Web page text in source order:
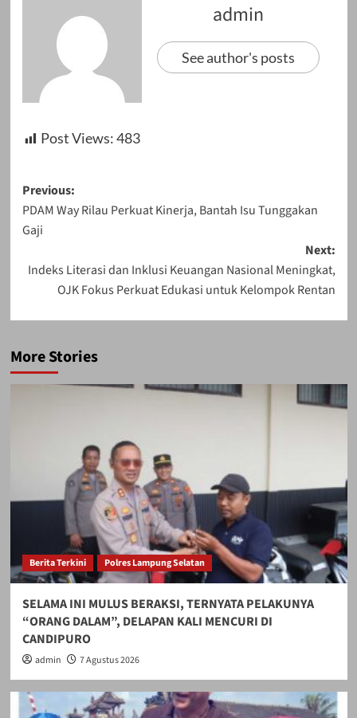
admin
See author's posts
Post Views:483
Post
navigation
Previous:
PDAM Way Rilau Perkuat Kinerja, Bantah Isu Tunggakan
Gaji
Next:
Indeks Literasi dan Inklusi Keuangan Nasional Meningkat,
OJK Fokus Perkuat Edukasi untuk Kelompok Rentan
More Stories
Berita Terkini Polres Lampung Selatan
SELAMA INI MULUS BERAKSI, TERNYATA PELAKUNYA
“ORANG DALAM”, DELAPAN KALI MENCURI DI
CANDIPURO
admin 7 Agustus 2026